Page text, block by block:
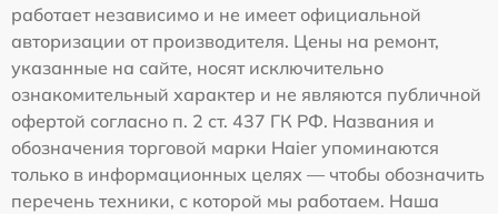
работает независимо и не имеет официальной
авторизации от производителя. Цены на ремонт,
указанные на сайте, носят исключительно
ознакомительный характер и не являются публичной
офертой согласно п. 2 ст. 437 ГК РФ. Названия и
обозначения торговой марки Haier упоминаются
только в информационных целях — чтобы обозначить
перечень техники, с которой мы работаем. Наша